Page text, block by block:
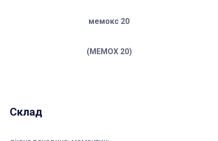
мемокс 20
(MEMОX20)
Склад